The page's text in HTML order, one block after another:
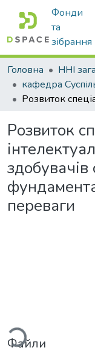
Фонди
та
зібрання
Головна
Розвиток
переваги
Вантажиться...
Файли